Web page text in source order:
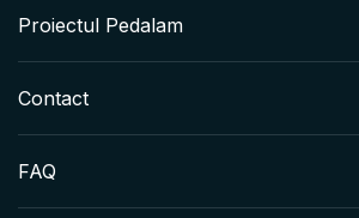
Proiectul Pedalam
Contact
FAQ